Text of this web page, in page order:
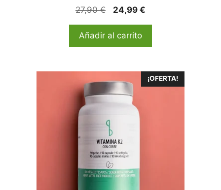
27,90€ 24,99 €
Añadir al carrito
¡OFERTA!